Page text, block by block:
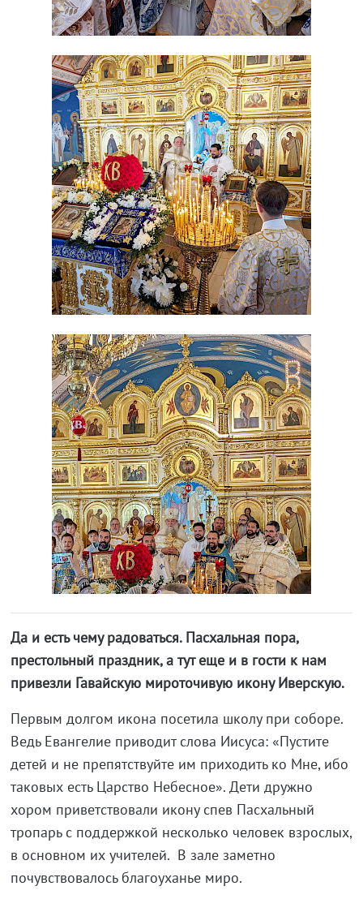
Да и есть чему радоваться. Пасхальная пора,
престольный праздник, а тут еще и в гости к нам
привезли Гавайскую мироточивую икону Иверскую.
Первым долгом икона посетила школу при соборе.
Ведь Евангелие приводит слова Иисуса: «Пустите
детей и не препятствуйте им приходить ко Мне, ибо
таковых есть Царство Небесное». Дети дружно
хором приветствовали икону спев Пасхальный
тропарь с поддержкой несколько человек взрослых,
в основном их учителей. В зале заметно
почувствовалось благоуханье миро.